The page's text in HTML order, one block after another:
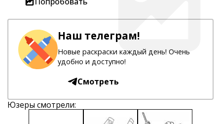
Наш телеграм!
Новые раскраски каждый день! Очень
удобно и доступно!
Смотреть
Юзеры смотрели: